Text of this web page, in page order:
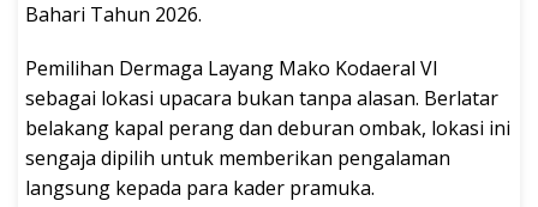
Bahari Tahun 2026.
Pemilihan Dermaga Layang Mako Kodaeral VI
sebagai lokasi upacara bukan tanpa alasan. Berlatar
belakang kapal perang dan deburan ombak, lokasi ini
sengaja dipilih untuk memberikan pengalaman
langsung kepada para kader pramuka.